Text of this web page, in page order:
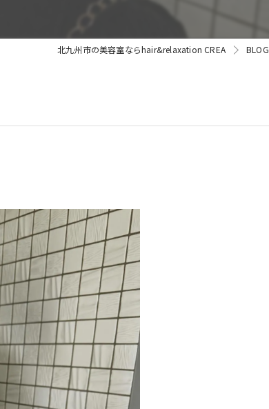
北九州市の美容室ならhair&relaxation CREA BLOG